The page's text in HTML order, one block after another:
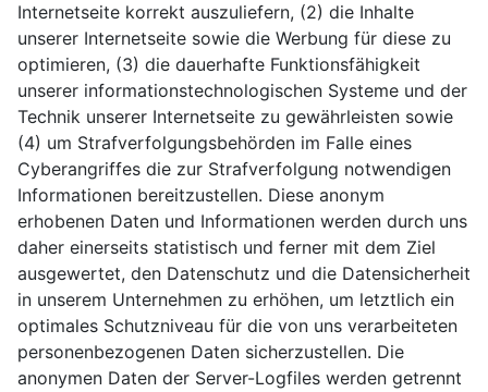
Internetseite korrekt auszuliefern, (2) die Inhalte
unserer Internetseite sowie die Werbung für diese zu
optimieren, (3) die dauerhafte Funktionsfähigkeit
unserer informationstechnologischen Systeme und der
Technik unserer Internetseite zu gewährleisten sowie
(4) um Strafverfolgungsbehörden im Falle eines
Cyberangriffes die zur Strafverfolgung notwendigen
Informationen bereitzustellen. Diese anonym
erhobenen Daten und Informationen werden durch uns
daher einerseits statistisch und ferner mit dem Ziel
ausgewertet, den Datenschutz und die Datensicherheit
in unserem Unternehmen zu erhöhen, um letztlich ein
optimales Schutzniveau für die von uns verarbeiteten
personenbezogenen Daten sicherzustellen. Die
anonymen Daten der Server-Logfiles werden getrennt